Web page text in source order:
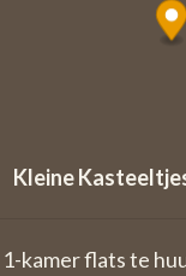
Kleine
1-kamer flats te